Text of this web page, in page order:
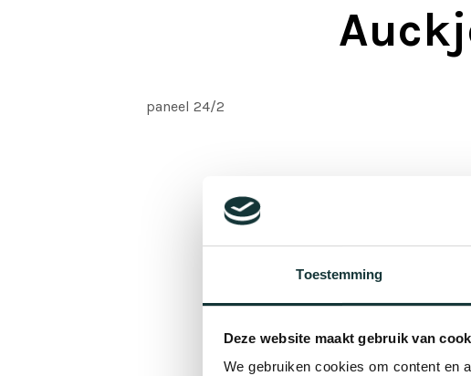
Toestemming
Deze website maakt gebruik van
We gebruiken cookies om content en
paneel 24/2